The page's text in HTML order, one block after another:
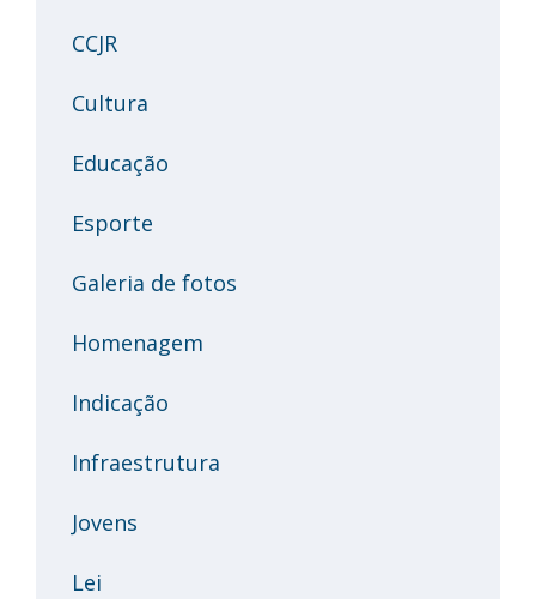
CCJR
Cultura
Educação
Esporte
Galeria de fotos
Homenagem
Indicação
Infraestrutura
Jovens
Lei